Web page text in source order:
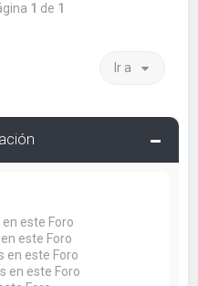
1 de 1
Ir a
este Foro
este Foro
en este Foro
en este Foro